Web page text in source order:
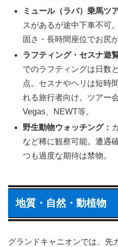
ミュール（ラバ）乗馬ツ
スがあるが途中下車不可
固さ・長時間座位でお尻
ラフティング・セスナ遊
でのラフティングは日数
点。セスナやヘリは短時
れる旅行者向け。ツアー
Vegas、NEWT等。
野生動物ウォッチング：
など稀に観察可能。遭遇
つも過度な期待は禁物。
地質・自然・動植物
グランドキャニオンでは、先